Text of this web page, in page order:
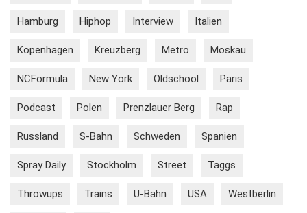
Hamburg Hiphop Interview Italien
Kopenhagen Kreuzberg Metro Moskau
NCFormula New York Oldschool Paris
Podcast Polen Prenzlauer Berg Rap
Russland S-Bahn Schweden Spanien
Spray Daily Stockholm Street Taggs
Throwups Trains U-Bahn USA Westberlin